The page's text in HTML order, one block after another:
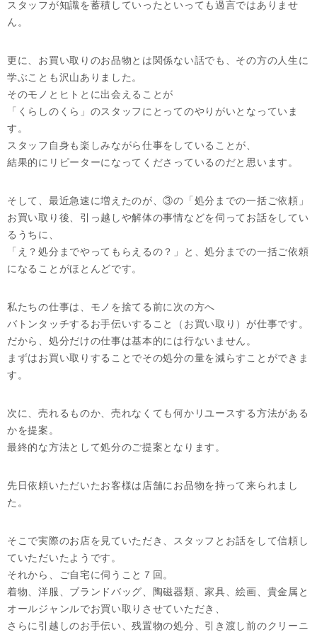
スタッフが知識を蓄積していったといっても過言ではありませ
ん。
更に、お買い取りのお品物とは関係ない話でも、その方の人生に
学ぶことも沢山ありました。
そのモノとヒトとに出会えることが
「くらしのくら」のスタッフにとってのやりがいとなっていま
す。
スタッフ自身も楽しみながら仕事をしていることが、
結果的にリピーターになってくださっているのだと思います。
そして、最近急速に増えたのが、③の「処分までの一括ご依頼」
お買い取り後、引っ越しや解体の事情などを伺ってお話をしてい
るうちに、
「え？処分までやってもらえるの？」と、処分までの一括ご依頼
になることがほとんどです。
私たちの仕事は、モノを捨てる前に次の方へ
バトンタッチするお手伝いすること（お買い取り）が仕事です。
だから、処分だけの仕事は基本的には行ないません。
まずはお買い取りすることでその処分の量を減らすことができま
す。
次に、売れるものか、売れなくても何かリユースする方法がある
かを提案。
最終的な方法として処分のご提案となります。
先日依頼いただいたお客様は店舗にお品物を持って来られまし
た。
そこで実際のお店を見ていただき、スタッフとお話をして信頼し
ていただいたようです。
それから、ご自宅に伺うこと７回。
着物、洋服、ブランドバッグ、陶磁器類、家具、絵画、貴金属と
オールジャンルでお買い取りさせていただき、
さらに引越しのお手伝い、残置物の処分、引き渡し前のクリーニ